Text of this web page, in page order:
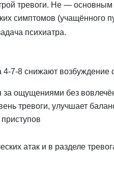
тревоги. Не —
симптомов (учащённого
психиатра.
7-8 снижают возбуждение
ощущениями без
тревоги, улучшает
атак и в разделе